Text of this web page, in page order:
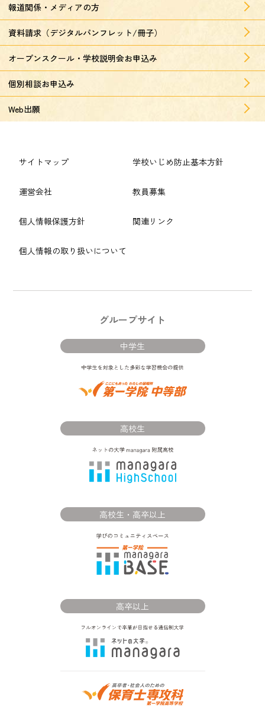
報道関係・メディアの方
資料請求（デジタルパンフレット/冊子）
オープンスクール・学校説明会お申込み
個別相談お申込み
Web出願
サイトマップ
運営会社
個人情報保護方針
個人情報の取り扱いについて
学校いじめ防止基本方針
教員募集
関連リンク
グループサイト
中学生
高校生
高校生・高卒以上
高卒以上